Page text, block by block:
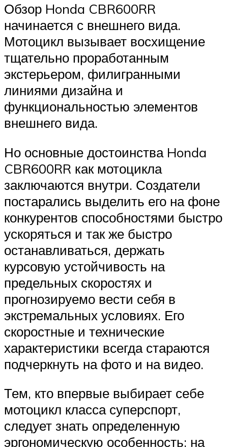
Обзор Honda CBR600RR
начинается с внешнего вида.
Мотоцикл вызывает восхищение
тщательно проработанным
экстерьером, филигранными
линиями дизайна и
функциональностью элементов
внешнего вида.
Но основные достоинства Honda
CBR600RR как мотоцикла
заключаются внутри. Создатели
постарались выделить его на фоне
конкурентов способностями быстро
ускоряться и так же быстро
останавливаться, держать
курсовую устойчивость на
предельных скоростях и
прогнозируемо вести себя в
экстремальных условиях. Его
скоростные и технические
характеристики всегда стараются
подчеркнуть на фото и на видео.
Тем, кто впервые выбирает себе
мотоцикл класса суперспорт,
следует знать определенную
эргономическую особенность: на